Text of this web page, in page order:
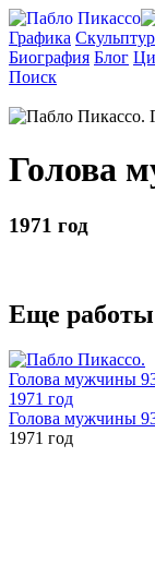
Графика
Биография Блог
Поиск
Голова
1971 год
Еще работы
Голова мужчины
1971 год